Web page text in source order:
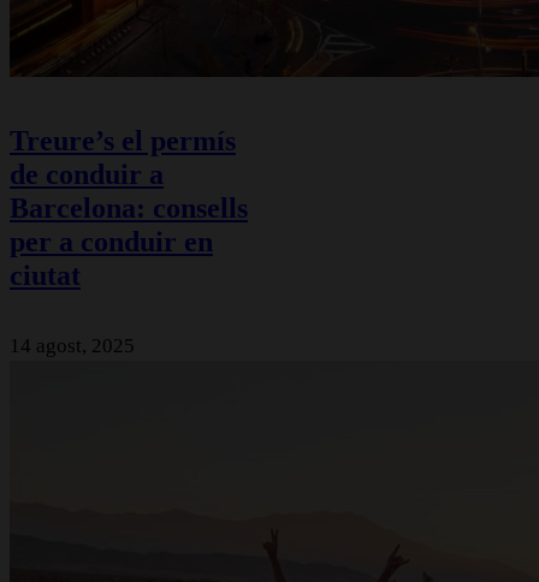
Treure’s el permís
de conduir a
Barcelona: consells
per a conduir en
ciutat
14 agost, 2025